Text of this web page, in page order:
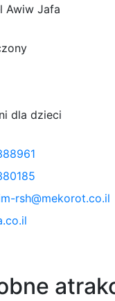
Awiw Jafa
dla dzieci
rsh@mekorot.co.il